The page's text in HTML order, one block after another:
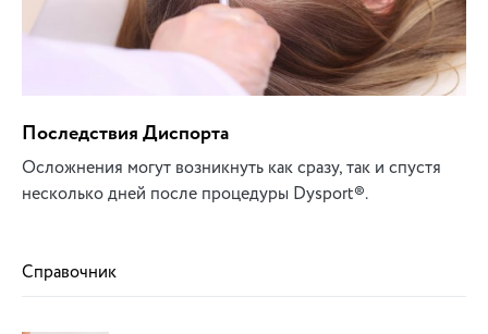
Последствия Диспорта
Осложнения могут возникнуть как сразу, так и спустя
несколько дней после процедуры Dysport®.
Справочник